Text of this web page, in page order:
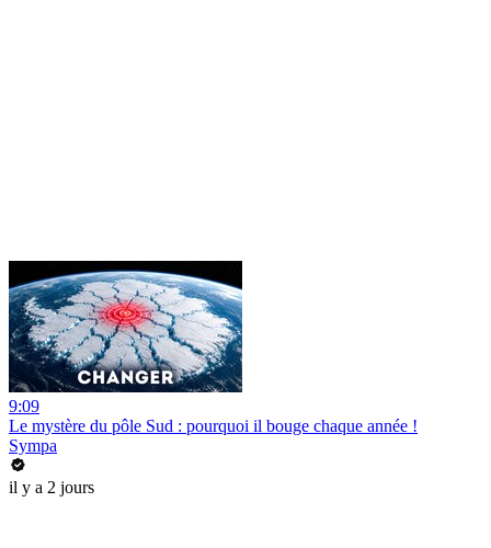
9:09
Le mystère du pôle Sud : pourquoi il bouge chaque année !
Sympa
il y a 2 jours